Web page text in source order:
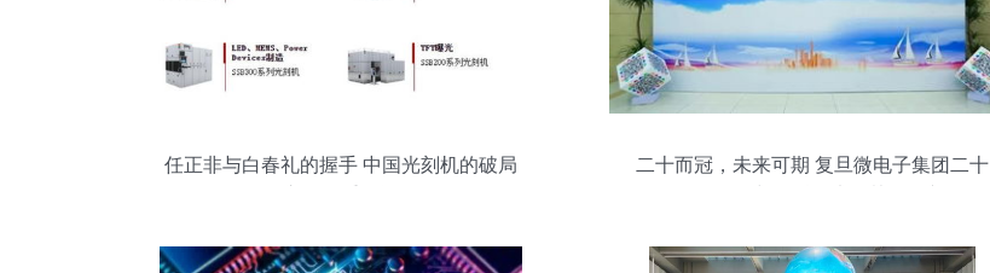
任正非与白春礼的握手 中国光刻机的破局
二十而冠，未来可期 复旦微电子集团二十